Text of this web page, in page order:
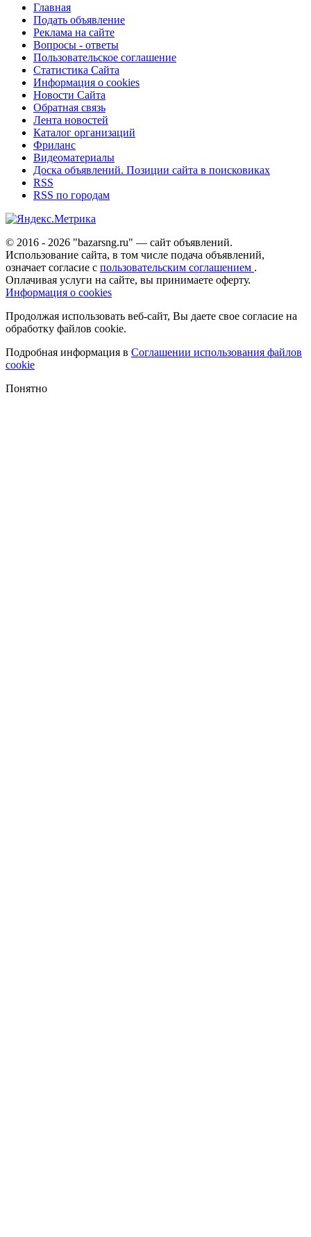
Главная
Подать объявление
Реклама на сайте
Вопросы - ответы
Пользовательское соглашение
Статистика Сайта
Информация о cookies
Новости Сайта
Обратная связь
Лента новостей
Каталог организаций
Фриланс
Видеоматериалы
Доска объявлений. Позиции сайта в поисковиках
RSS
RSS по городам
© 2016 - 2026 "bazarsng.ru" — сайт объявлений.
Использование сайта, в том числе подача объявлений,
означает согласие с пользовательским соглашением .
Оплачивая услуги на сайте, вы принимаете оферту.
Информация о cookies
Продолжая использовать веб-сайт, Вы даете свое согласие на
обработку файлов cookie.
Подробная информация в Соглашении использования файлов
cookie
Понятно